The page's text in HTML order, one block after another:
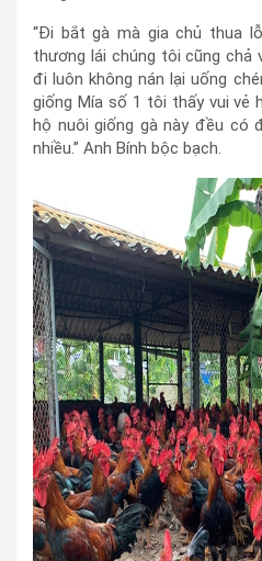
“Đi bắt gà mà gia chủ thua
thương lái chúng tôi cũng chả
đi luôn không nán lại uống
giống Mía số 1 tôi thấy vui vẻ
hộ nuôi giống gà này đều có
nhiều.” Anh Bính bộc bạch.